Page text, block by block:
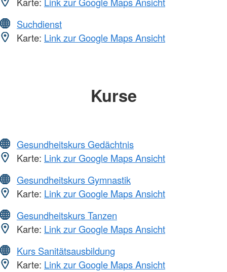
Suchdienst
Karte: Link zur Google Maps Ansicht
Kurse
Gesundheitskurs Gedächtnis
Karte: Link zur Google Maps Ansicht
Gesundheitskurs Gymnastik
Karte: Link zur Google Maps Ansicht
Gesundheitskurs Tanzen
Karte: Link zur Google Maps Ansicht
Kurs Sanitätsausbildung
Karte: Link zur Google Maps Ansicht